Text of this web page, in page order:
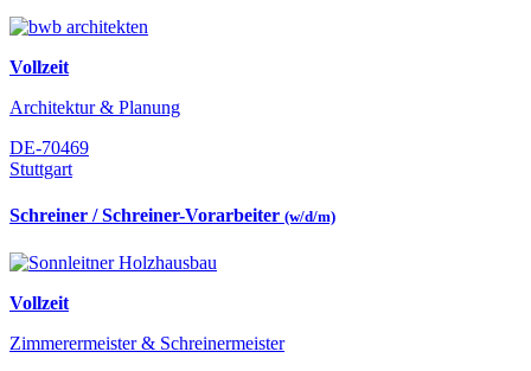
Vollzeit
Architektur & Planung
DE-70469
Stuttgart
Schreiner / Schreiner-Vorarbeiter (w/d/m)
Vollzeit
Zimmerermeister & Schreinermeister